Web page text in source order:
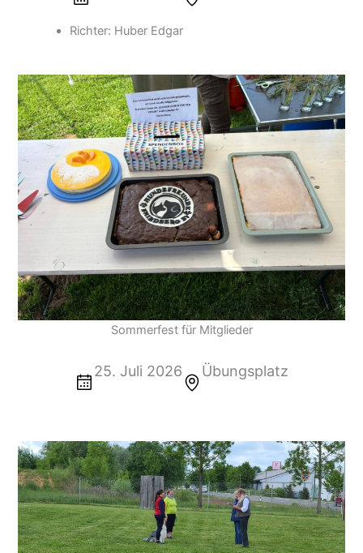
Richter: Huber Edgar
Sommerfest für Mitglieder
25. Juli 2026 Übungsplatz